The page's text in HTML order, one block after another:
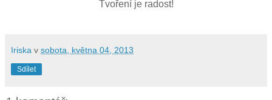
Tvoření je radost!
Iriska v sobota, května 04, 2013
Sdílet